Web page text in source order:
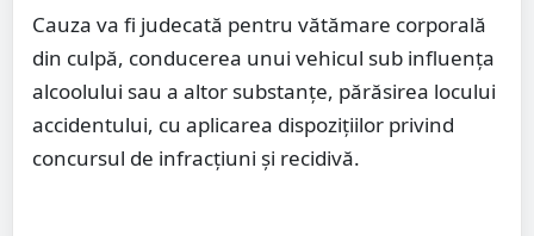
Cauza va fi judecată pentru vătămare corporală
din culpă, conducerea unui vehicul sub influența
alcoolului sau a altor substanțe, părăsirea locului
accidentului, cu aplicarea dispozițiilor privind
concursul de infracțiuni și recidivă.